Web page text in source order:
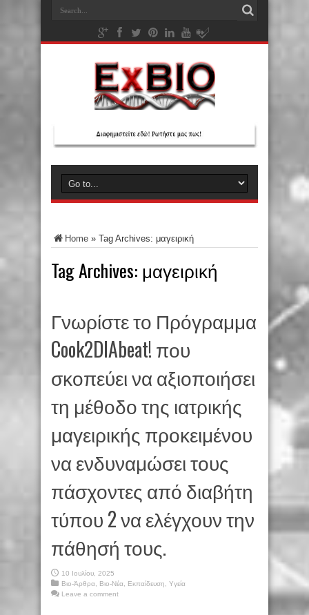
Home » Tag Archives: μαγειρική
Tag Archives: μαγειρική
Γνωρίστε το Πρόγραμμα
Cook2DIAbeat! που
σκοπεύει να αξιοποιήσει
τη μέθοδο της ιατρικής
μαγειρικής προκειμένου
να ενδυναμώσει τους
πάσχοντες από διαβήτη
τύπου 2 να ελέγχουν την
πάθησή τους.
10 Ιουλίου, 2025
Βιο-Άρθρα
Βιο-Νέα Εκπαίδευση
Υγεία
Leave a comment